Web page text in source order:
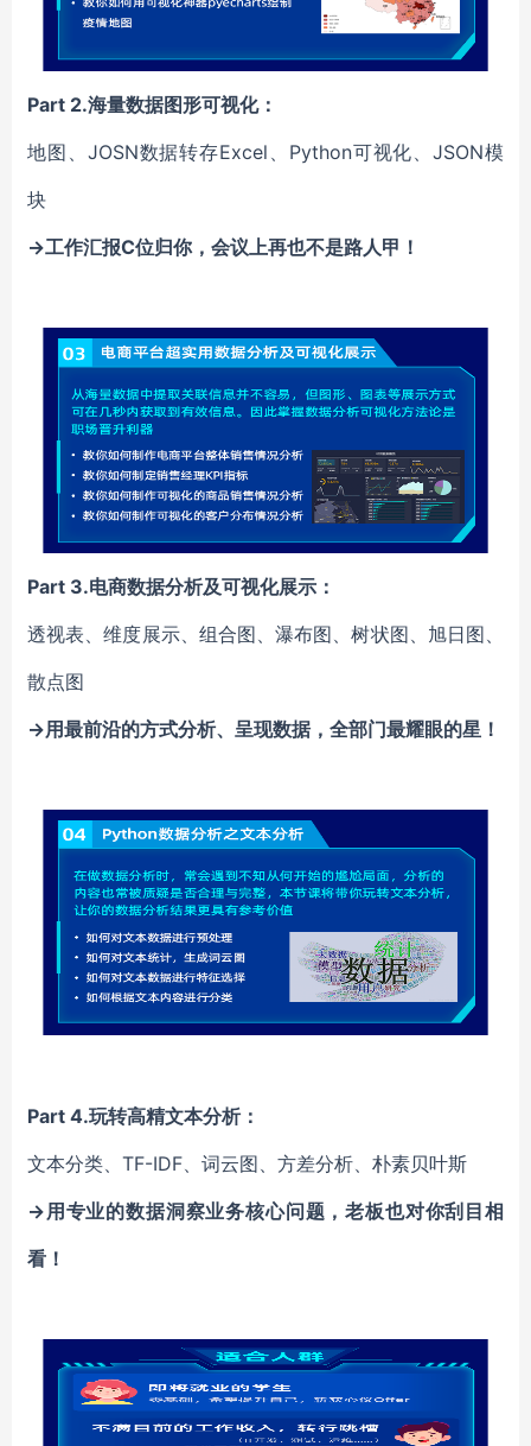
Part 2.海量数据图形可视化：
地图、 JOSN数据转存Excel、Python可视化、JSON模
块
→工作汇报C位归你，会议上再也不是路人甲！
Part 3.电商数据分析及可视化展示：
透视表、维度展示、组合图、瀑布图、树状图、旭日图、
散点图
→用最前沿的方式分析、呈现数据，全部门最耀眼的星！
Part 4.玩转高精文本分析：
文本分类、 TF-IDF、词云图、方差分析、朴素贝叶斯
→用专业的数据洞察业务核心问题，老板也对你刮目相
看！